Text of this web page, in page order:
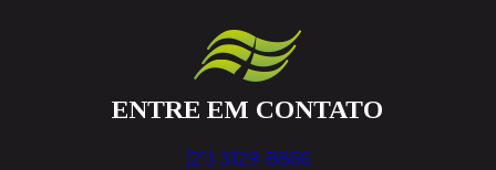
ENTRE EM CONTATO
(21) 3129-8866